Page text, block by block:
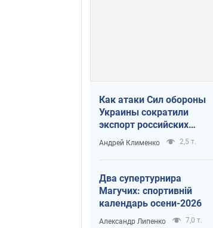
Как атаки Сил обороны
Украины сократили
экспорт российских
нефтепродуктов
Андрей Клименко 2,5 т.
Два супертурнира
Магучих: спортивній
календарь осени-2026
Александр Липенко 7,0 т.